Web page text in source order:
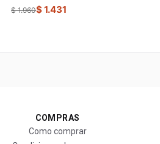
$ 1.960$ 1.431
COMPRAS
Como comprar